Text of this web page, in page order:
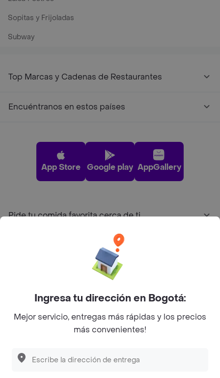
Sopitas y Frijoladas
Subway
Top Marcas y Cadenas de Restaurantes
Encuéntranos en estos países
App Store Google play AppGallery
Pide tu comida favorita cerca de ti
Sobre Rappi
Facebook
Twitter
Instagram
©2026Rappi Inc. All rights reserved.
Ingresa tu dirección en Bogotá:
Mejor servicio, entregas más rápidas y los precios
más convenientes!